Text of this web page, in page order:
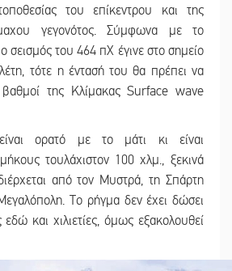
του επίκεντρου και της
γεγονότος. Σύμφωνα με το
σεισμός του 464 πΧ έγινε στο σημείο
τότε η έντασή του θα πρέπει να
της Κλίμακας Surface wave
ορατό με το μάτι κι είναι
τουλάχιστον 100 χλμ., ξεκινά
από τον Μυστρά, τη Σπάρτη
Το ρήγμα δεν έχει δώσει
και χιλιετίες, όμως εξακολουθεί